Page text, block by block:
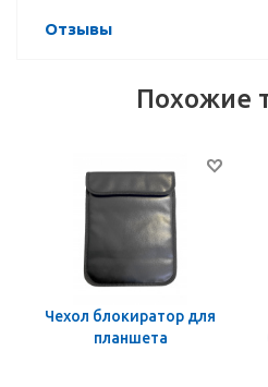
Отзывы
Похожие
Чехол блокиратор для
планшета